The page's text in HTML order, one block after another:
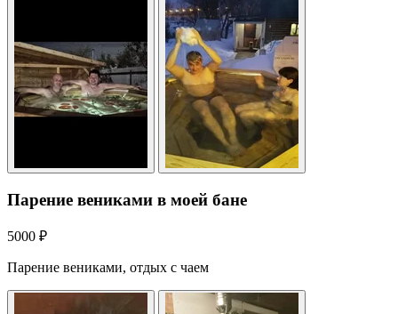
Парение вениками в моей бане
5000 ₽
Парение вениками, отдых с чаем